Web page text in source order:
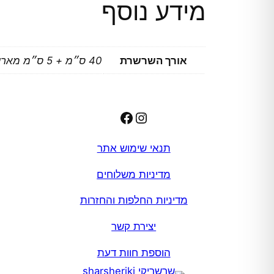
מידע נוסף
אורך השרשרת 40 ס״מ + 5 ס״מ מאריך
Instagram
Facebook
תנאי שימוש אתר
מדיניות משלוחים
מדיניות החלפות והחזרות
יצירת קשר
הוספת חוות דעת